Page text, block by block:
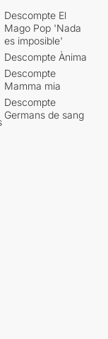
Descompte El
Mago Pop 'Nada
es imposible'
Descompte Ànima
Descompte
Mamma mia
Descompte
Germans de sang